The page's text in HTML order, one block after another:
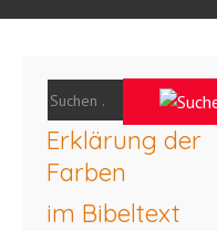
Erklärung der
Farben
im Bibeltext